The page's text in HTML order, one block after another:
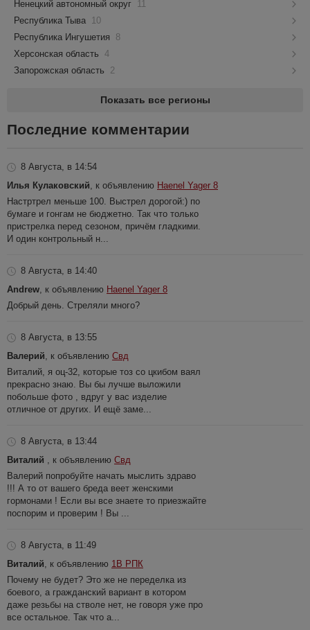
Ненецкий автономный округ 11
Республика Тыва 10
Республика Ингушетия
8
Херсонская область 4
Запорожская область
2
Показать все регионы
Последние комментарии
8 Августа, в 14:54
Илья Кулаковский , к объявлению Haenel Yager 8
Настртрел меньше 100. Выстрел дорогой:) по
бумаге и гонгам не бюджетно. Так что только
пристрелка перед сезоном, причём гладкими.
И один контрольный н...
8 Августа, в 14:40
Andrew , к объявлению Haenel Yager 8
Добрый день. Стреляли много?
8 Августа, в 13:55
Валерий , к объявлению Свд
Виталий, я оц-32, которые тоз со цкибом ваял
прекрасно знаю. Вы бы лучше выложили
побольше фото , вдруг у вас изделие
отличное от других. И ещё заме...
8 Августа, в 13:44
Виталий
, к объявлению Свд
Валерий попробуйте начать мыслить здраво
!!! А то от вашего бреда веет женскими
гормонами ! Если вы все знаете то приезжайте
поспорим и проверим ! Вы ...
8 Августа, в 11:49
Виталий , к объявлению 1В РПК
Почему не будет? Это же не переделка из
боевого, а гражданский вариант в котором
даже резьбы на стволе нет, не говоря уже про
все остальное. Так что а...